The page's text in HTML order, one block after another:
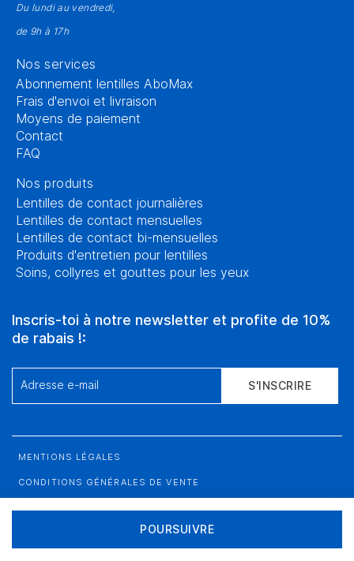
POURSUIVRE
Du lundi au vendredi,
de 9h à 17h
Nos services
Abonnement lentilles AboMax
Frais d'envoi et livraison
Moyens de paiement
Contact
FAQ
Nos produits
Lentilles de contact journalières
Lentilles de contact mensuelles
Lentilles de contact bi-mensuelles
Produits d'entretien pour lentilles
Soins, collyres et gouttes pour les yeux
Inscris-toi à notre newsletter et profite de 10%
de rabais !:
Adresse e-mail S'INSCRIRE
MENTIONS LÉGALES
CONDITIONS GÉNÉRALES DE VENTE